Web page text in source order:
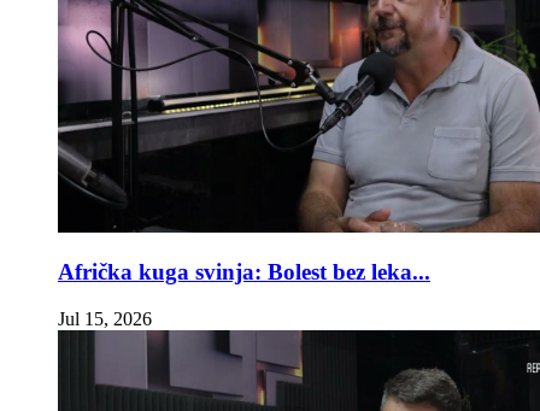
Afrička kuga svinja: Bolest bez leka...
Jul 15, 2026